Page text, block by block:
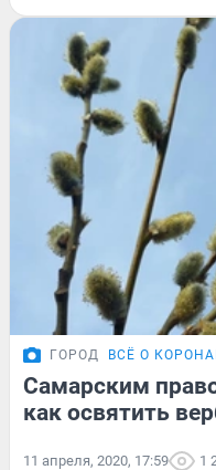
ГОРОД ВСЁ О
Самарским
как освятить
11 апреля, 2020, 17:59 1